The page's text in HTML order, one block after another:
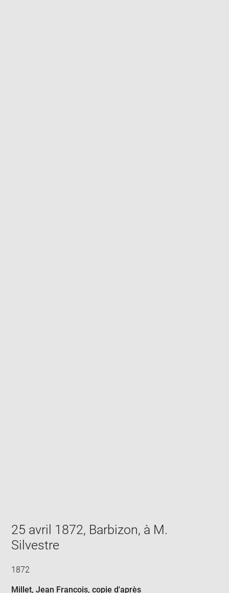
window
25 avril 1872, Barbizon, à M.
Silvestre
1872
Millet, Jean Francois, copie d'après